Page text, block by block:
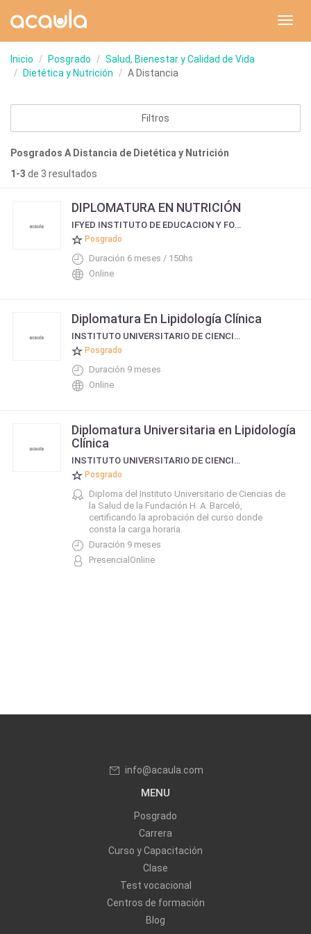
Inicio Posgrado
Salud, Bienestar y Calidad de Vida
Dietética y Nutrición
A Distancia
Filtros
Posgrados A Distancia de Dietética y Nutrición
1-3 de 3 resultados
DIPLOMATURA EN NUTRICIÓN
IFYED INSTITUTO DE EDUCACION Y FORMACIÓN A DISTANCIA
Posgrado
Duración 6 meses / 150hs
Online
Diplomatura En Lipidología Clínica
INSTITUTO UNIVERSITARIO DE CIENCIAS DE LA SALUD FUNDACIÓN H. A. BARCELÓ
Posgrado
Duración 9 meses
Online
Diplomatura Universitaria en Lipidología
Clínica
INSTITUTO UNIVERSITARIO DE CIENCIAS DE LA SALUD FUNDACIÓN H. A. BARCELÓ
Posgrado
Diploma del Instituto Universitario de Ciencias de
la Salud de la Fundación H. A. Barceló,
certificando la aprobación del curso donde
consta la carga horaria.
Duración 9 meses
PresencialOnline
info@acaula.com
MENU
Posgrado
Carrera
Curso y Capacitación
Clase
Test vocacional
Centros de formación
Blog